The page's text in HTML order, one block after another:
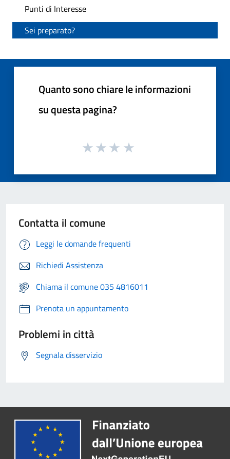
Punti di Interesse
Sei preparato?
Quanto sono chiare le informazioni
su questa pagina?
Contatta il comune
Leggi le domande frequenti
Richiedi Assistenza
Chiama il comune 035 4816011
Prenota un appuntamento
Problemi in città
Segnala disservizio